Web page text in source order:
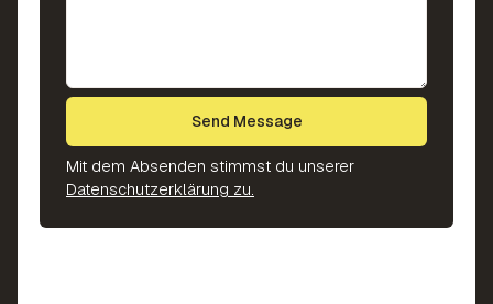
Mit dem Absenden stimmst du unserer
Datenschutzerklärung zu.